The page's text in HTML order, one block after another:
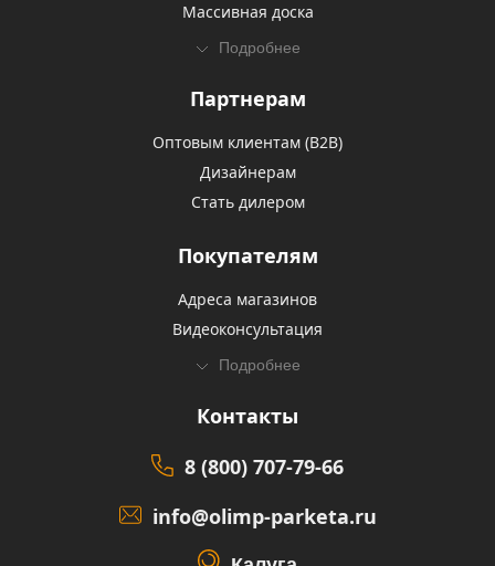
Массивная доска
Подробнее
Партнерам
Оптовым клиентам (В2В)
Дизайнерам
Стать дилером
Покупателям
Адреса магазинов
Видеоконсультация
Подробнее
Контакты
8 (800) 707-79-66
info@olimp-parketa.ru